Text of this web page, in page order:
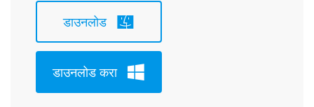
डाउनलोड
डाउनलोड करा